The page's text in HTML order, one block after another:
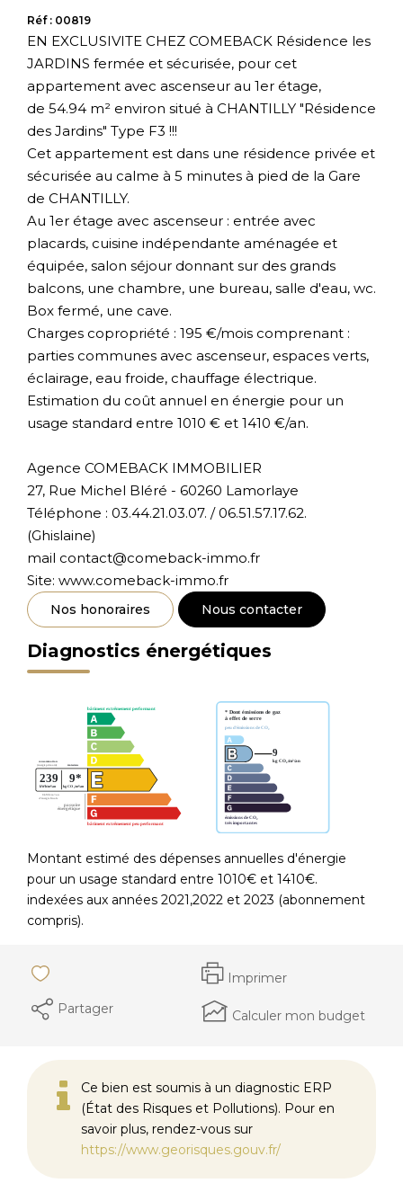
Réf : 00819
EN EXCLUSIVITE CHEZ COMEBACK Résidence les
JARDINS fermée et sécurisée, pour cet
appartement avec ascenseur au 1er étage,
de 54.94 m² environ situé à CHANTILLY "Résidence
des Jardins" Type F3 !!!
Cet appartement est dans une résidence privée et
sécurisée au calme à 5 minutes à pied de la Gare
de CHANTILLY.
Au 1er étage avec ascenseur : entrée avec
placards, cuisine indépendante aménagée et
équipée, salon séjour donnant sur des grands
balcons, une chambre, une bureau, salle d'eau, wc.
Box fermé, une cave.
Charges copropriété : 195 €/mois comprenant :
parties communes avec ascenseur, espaces verts,
éclairage, eau froide, chauffage électrique.
Estimation du coût annuel en énergie pour un
usage standard entre 1010 € et 1410 €/an.
Agence COMEBACK IMMOBILIER
27, Rue Michel Bléré - 60260 Lamorlaye
Téléphone : 03.44.21.03.07. / 06.51.57.17.62.
(Ghislaine)
mail contact@comeback-immo.fr
Site: www.comeback-immo.fr
Nos honoraires Nous contacter
Diagnostics énergétiques
Montant estimé des dépenses annuelles d'énergie
pour un usage standard entre 1010€ et 1410€.
indexées aux années 2021,2022 et 2023 (abonnement
compris).
Imprimer
Partager
Calculer mon budget
Ce bien est soumis à un diagnostic ERP
(État des Risques et Pollutions). Pour en
savoir plus, rendez-vous sur
https://www.georisques.gouv.fr/